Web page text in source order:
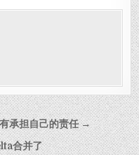
承担自己的责任 →
合并了